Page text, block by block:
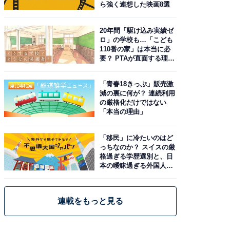
ら強く連想した映画8選
20年間「駆け込み実績ゼ
ロ」の学校も…「こども
110番の家」は本当に必
要？ PTAが直面する理想
「青春18きっぷ」販売激
減の裏に何が？ 連続利用
の厳格化だけではない
「本当の理由」
「移民」に冷たいのはど
っちなのか？ スイスの厳
格過ぎる学歴選別と、日
本の曖昧過ぎる外国人政
連載をもっと見る